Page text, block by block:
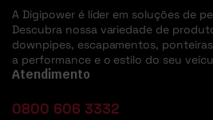
A Digipower é líder em soluções de
Descubra nossa variedade de
downpipes, escapamentos,
a performance e o estilo do seu
Atendimento
0800 606 3332